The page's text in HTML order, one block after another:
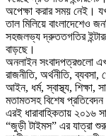
অপেক্ষা করার সময় নেই।
তাল মিলিয়ে বাংলাদেশেও
সহজলভ্য দ্রুততগতির
বাড়ছে।
অনলাইন সংবাদপত্রগুলো এখন
রাজনীতি, অর্থনীতি,
আইন, ধর্ম, স্বাস্থ্য, শিক্ষা,
মতামতসহ বিশেষ
এরই ধারাবাহিকতায় ২০১৬
“জুড়ী টাইমস” এর যাত্রা